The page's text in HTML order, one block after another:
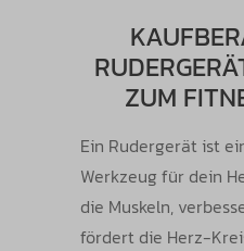
ZUM
Ein Rudergerät ist
Werkzeug für dein
die Muskeln,
fördert die Herz-